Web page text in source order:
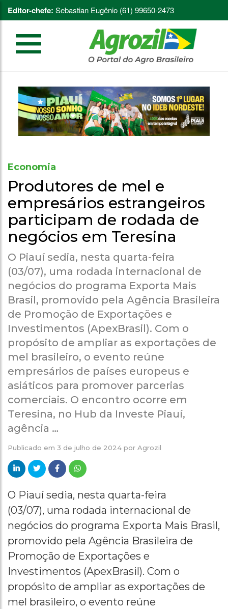
Editor-chefe: Sebastian Eugênio (61) 99650-2473
Economia
Produtores de mel e
empresários estrangeiros
participam de rodada de
negócios em Teresina
O Piauí sedia, nesta quarta-feira
(03/07), uma rodada internacional de
negócios do programa Exporta Mais
Brasil, promovido pela Agência Brasileira
de Promoção de Exportações e
Investimentos (ApexBrasil). Com o
propósito de ampliar as exportações de
mel brasileiro, o evento reúne
empresários de países europeus e
asiáticos para promover parcerias
comerciais. O encontro ocorre em
Teresina, no Hub da Investe Piauí,
agência …
Publicado em 3 de julho de 2024 por Agrozil
O Piauí sedia, nesta quarta-feira
(03/07), uma rodada internacional de
negócios do programa Exporta Mais Brasil,
promovido pela Agência Brasileira de
Promoção de Exportações e
Investimentos (ApexBrasil). Com o
propósito de ampliar as exportações de
mel brasileiro, o evento reúne